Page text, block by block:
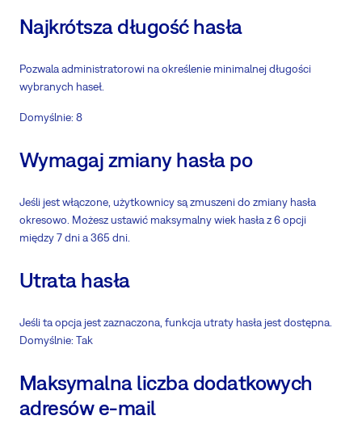
Najkrótsza długość hasła
Pozwala administratorowi na określenie minimalnej długości
wybranych haseł.
Domyślnie: 8
Wymagaj zmiany hasła po
Jeśli jest włączone, użytkownicy są zmuszeni do zmiany hasła
okresowo. Możesz ustawić maksymalny wiek hasła z 6 opcji
między 7 dni a 365 dni.
Utrata hasła
Jeśli ta opcja jest zaznaczona, funkcja utraty hasła jest dostępna.
Domyślnie: Tak
Maksymalna liczba dodatkowych
adresów e-mail